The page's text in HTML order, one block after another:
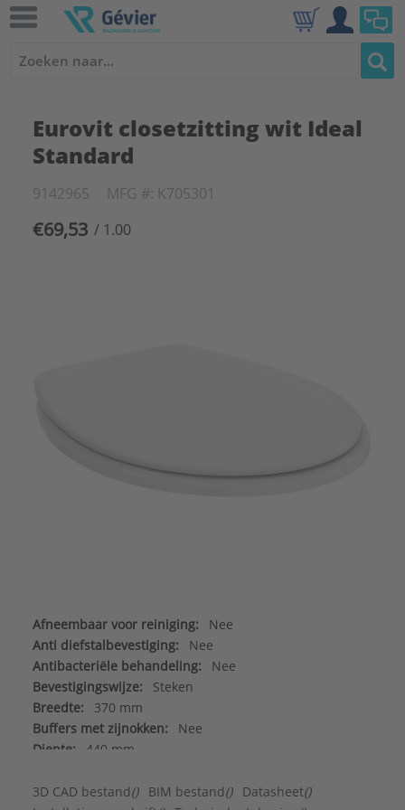
Eurovit closetzitting wit Ideal
Standard
9142965 MFG #: K705301
€69,53 / 1.00
Afneembaar voor reiniging:
Nee
Anti diefstalbevestiging:
Nee
Antibacteriële behandeling:
Nee
Bevestigingswijze:
Steken
Breedte:
370 mm
Buffers met zijnokken:
Nee
Diepte:
440 mm
Geschikt voor douche-wc:
Nee
3D CAD bestand() BIM bestand() Datasheet()